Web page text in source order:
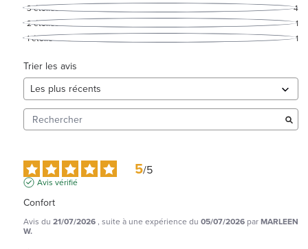
3étoiles
4
2étoiles
1
1étoile 1
Trier les avis
5/5
Avis vérifié
Confort
Avis du 21/07/2026, suite à une expérience du 05/07/2026 parMARLEEN
W.